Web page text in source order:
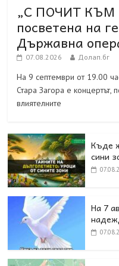
„С ПОЧИТ КЪМ
посветена на
Държавна
07.08.2026 Долап.бг
На 9 септември от 19.00
Стара Загора е концертът,
влиятелните
Къде
сини
На 7